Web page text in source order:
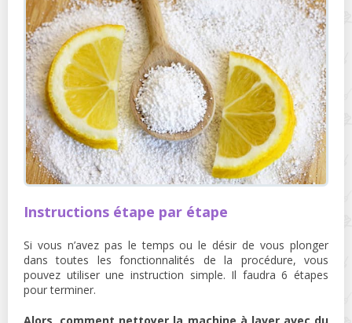
Instructions étape par étape
Si vous n’avez pas le temps ou le désir de vous plonger
dans toutes les fonctionnalités de la procédure, vous
pouvez utiliser une instruction simple. Il faudra 6 étapes
pour terminer.